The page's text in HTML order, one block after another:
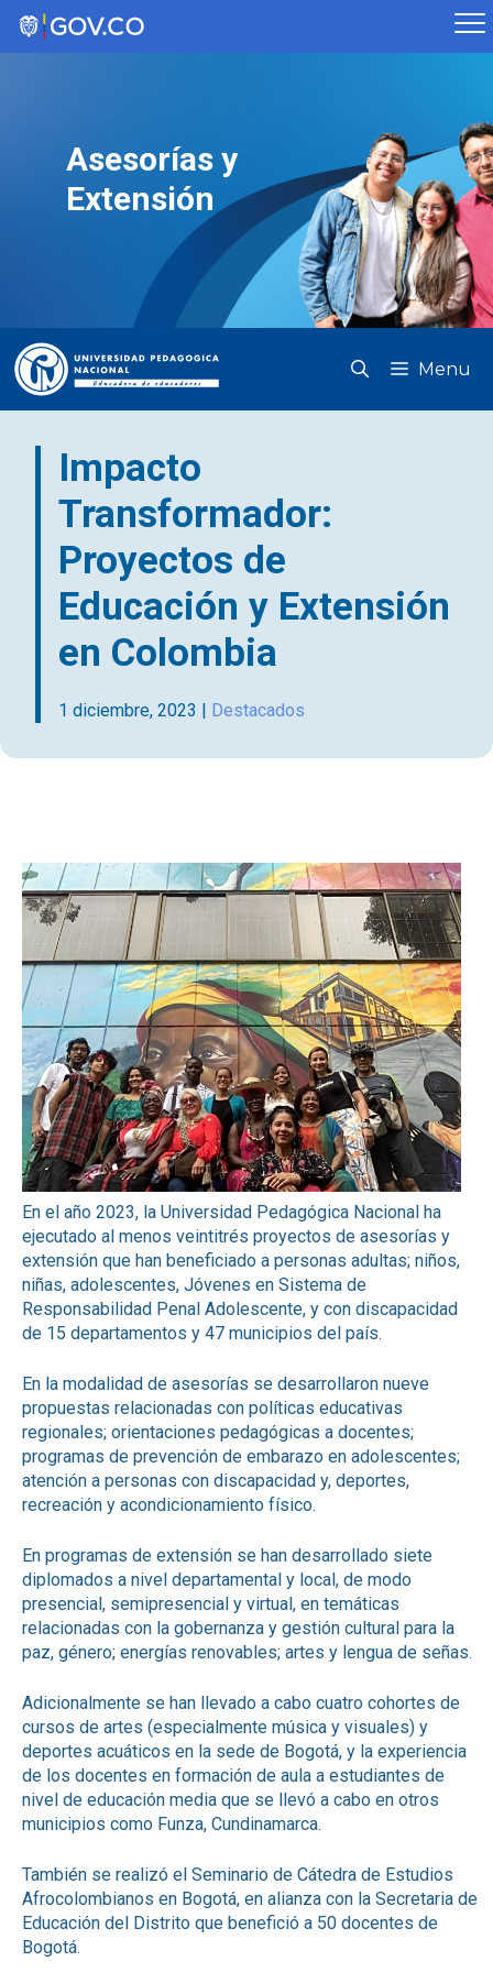
Saltar
contenido
Asesorías y
Extensión
Menu
Impacto
Transformador:
Proyectos de
Educación y Extensión
en Colombia
1 diciembre, 2023 | Destacados
En el año 2023, la Universidad Pedagógica Nacional ha
ejecutado al menos veintitrés proyectos de asesorías y
extensión que han beneficiado a personas adultas; niños,
niñas, adolescentes, Jóvenes en Sistema de
Responsabilidad Penal Adolescente, y con discapacidad
de 15 departamentos y 47 municipios del país.
En la modalidad de asesorías se desarrollaron nueve
propuestas relacionadas con políticas educativas
regionales; orientaciones pedagógicas a docentes;
programas de prevención de embarazo en adolescentes;
atención a personas con discapacidad y, deportes,
recreación y acondicionamiento físico.
En programas de extensión se han desarrollado siete
diplomados a nivel departamental y local, de modo
presencial, semipresencial y virtual, en temáticas
relacionadas con la gobernanza y gestión cultural para la
paz, género; energías renovables; artes y lengua de señas.
Adicionalmente se han llevado a cabo cuatro cohortes de
cursos de artes (especialmente música y visuales) y
deportes acuáticos en la sede de Bogotá, y la experiencia
de los docentes en formación de aula a estudiantes de
nivel de educación media que se llevó a cabo en otros
municipios como Funza, Cundinamarca.
También se realizó el Seminario de Cátedra de Estudios
Afrocolombianos en Bogotá, en alianza con la Secretaria de
Educación del Distrito que benefició a 50 docentes de
Bogotá.